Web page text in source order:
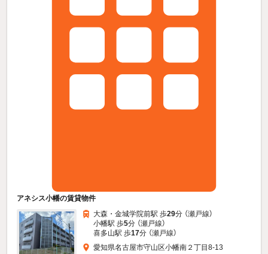
アネシス小幡の賃貸物件
大森・金城学院前駅 歩29分 （瀬戸線）
小幡駅 歩5分 （瀬戸線）
喜多山駅 歩17分 （瀬戸線）
愛知県名古屋市守山区小幡南２丁目8-13